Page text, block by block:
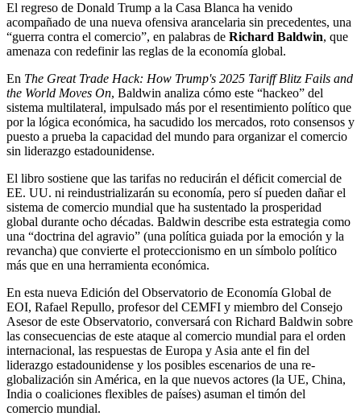
El regreso de Donald Trump a la Casa Blanca ha venido
acompañado de una nueva ofensiva arancelaria sin precedentes, una
“guerra contra el comercio”, en palabras de Richard Baldwin, que
amenaza con redefinir las reglas de la economía global.
En The Great Trade Hack: How Trump's 2025 Tariff Blitz Fails and
the World Moves On, Baldwin analiza cómo este “hackeo” del
sistema multilateral, impulsado más por el resentimiento político que
por la lógica económica, ha sacudido los mercados, roto consensos y
puesto a prueba la capacidad del mundo para organizar el comercio
sin liderazgo estadounidense.
El libro sostiene que las tarifas no reducirán el déficit comercial de
EE. UU. ni reindustrializarán su economía, pero sí pueden dañar el
sistema de comercio mundial que ha sustentado la prosperidad
global durante ocho décadas. Baldwin describe esta estrategia como
una “doctrina del agravio” (una política guiada por la emoción y la
revancha) que convierte el proteccionismo en un símbolo político
más que en una herramienta económica.
En esta nueva Edición del Observatorio de Economía Global de
EOI, Rafael Repullo, profesor del CEMFI y miembro del Consejo
Asesor de este Observatorio, conversará con Richard Baldwin sobre
las consecuencias de este ataque al comercio mundial para el orden
internacional, las respuestas de Europa y Asia ante el fin del
liderazgo estadounidense y los posibles escenarios de una re-
globalización sin América, en la que nuevos actores (la UE, China,
India o coaliciones flexibles de países) asuman el timón del
comercio mundial.